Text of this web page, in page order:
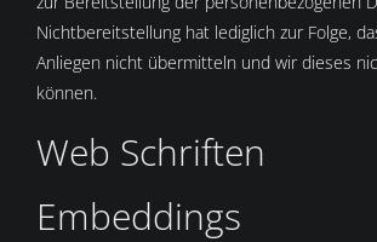
Nichtbereitstellung hat lediglich zur Folge,
Anliegen nicht übermitteln und wir dieses
können.
Web Schriften
Embeddings